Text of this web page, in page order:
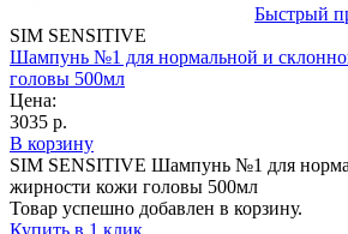
Быстрый
SIM SENSITIVE
Шампунь №1 для нормальной и
головы 500мл
Цена:
3035 р.
В корзину
SIM SENSITIVE Шампунь №1 для
жирности кожи головы 500мл
Товар успешно добавлен в корзину.
Купить в 1 клик